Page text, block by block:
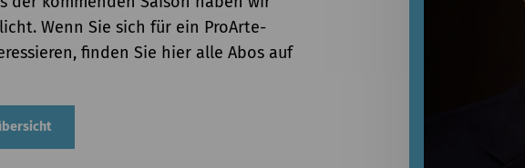
Wenn Sie sich für ein ProArte-
finden Sie hier alle Abos auf